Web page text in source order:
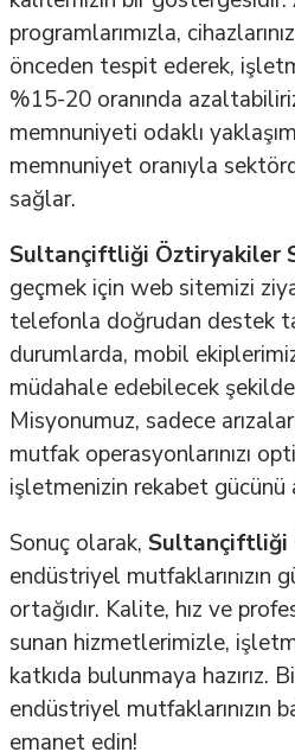
programlarımızla,
önceden tespit ederek,
%15-20 oranında
memnuniyeti odaklı
memnuniyet oranıyla
sağlar.
Sultançiftliği Öztiryakiler
geçmek için web sitemizi
telefonla doğrudan destek
durumlarda, mobil
müdahale edebilecek
Misyonumuz, sadece
mutfak operasyonlarınızı
işletmenizin rekabet gücünü
Sonuç olarak, Sultançiftliği
endüstriyel mutfaklarınızın
ortağıdır. Kalite, hız ve
sunan hizmetlerimizle,
katkıda bulunmaya hazırız.
endüstriyel mutfaklarınızın
emanet edin!